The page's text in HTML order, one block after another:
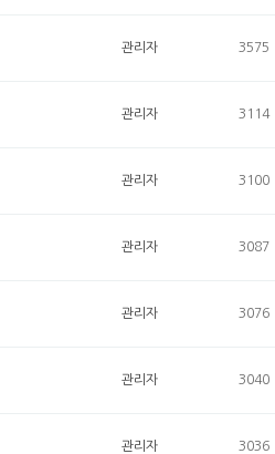
관리자 3575
관리자 3114
관리자 3100
관리자 3087
관리자 3076
관리자 3040
관리자 3036